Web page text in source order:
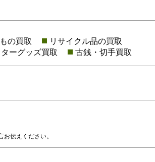
の買取
リサイクル品の買取
ーグッズ買取 古銭・切手買取
伝えください。